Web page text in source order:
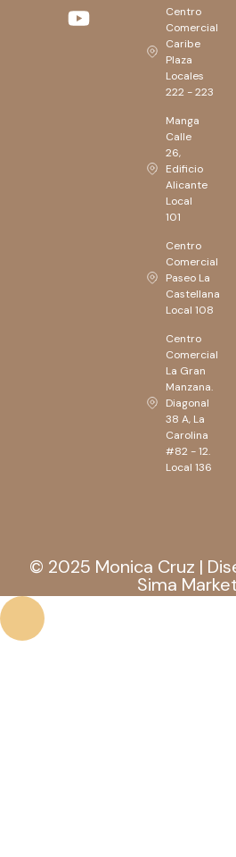
Centro
Comercial
Caribe
Plaza
Locales
222 - 223
Manga
Calle
26,
Edificio
Alicante
Local
101
Centro
Comercial
Paseo La
Castellana
Local 108
Centro
Comercial
La Gran
Manzana.
Diagonal
38 A, La
Carolina
#82 - 12.
Local 136
© 2025 Monica Cruz |
Sima